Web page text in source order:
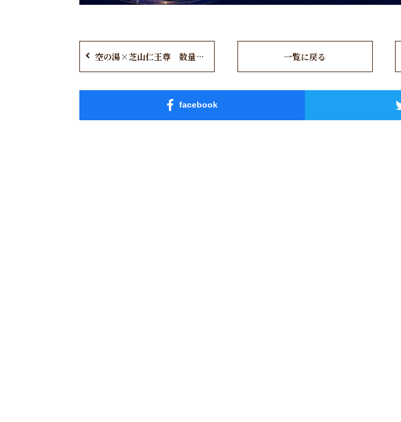
一覧に戻る
空の湯×芝山仁王尊 数量限定「七夕特別御朱印」
facebook